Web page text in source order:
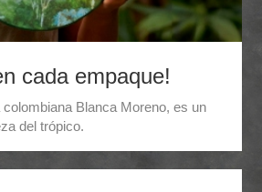
cada empaque!
Blanca Moreno, es un
del trópico.